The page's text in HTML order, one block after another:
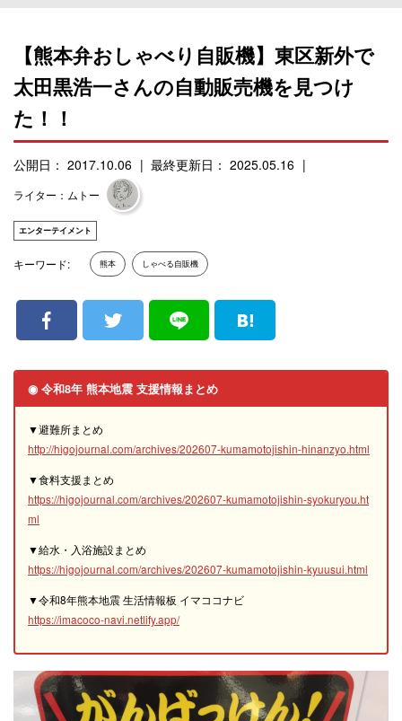
【熊本弁おしゃべり自販機】東区新外で
太田黒浩一さんの自動販売機を見つけ
た！！
公開日： 2017.10.06 最終更新日： 2025.05.16
ライター：ムトー
エンターテイメント
キーワード: 熊本 しゃべる自販機
◉ 令和8年 熊本地震 支援情報まとめ
▼避難所まとめ
http://higojournal.com/archives/202607-kumamotojishin-hinanzyo.html
▼食料支援まとめ
https://higojournal.com/archives/202607-kumamotojishin-syokuryou.ht
ml
▼給水・入浴施設まとめ
https://higojournal.com/archives/202607-kumamotojishin-kyuusui.html
▼令和8年熊本地震 生活情報板 イマココナビ
https://imacoco-navi.netlify.app/